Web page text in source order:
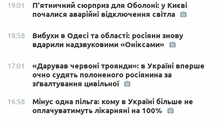
19:01
П'ятничний сюрприз для Оболоні: у Києві
почалися аварійні відключення світла
18:58
Вибухи в Одесі та області: росіяни знову
вдарили надзвуковими «Оніксами»
17:01
«Дарував червоні троянди»: в Україні вперше
очно судять полоненого росіянина за
зґвалтування цивільної
16:58
Мінус одна пільга: кому в Україні більше не
оплачуватимуть лікарняні на 100%